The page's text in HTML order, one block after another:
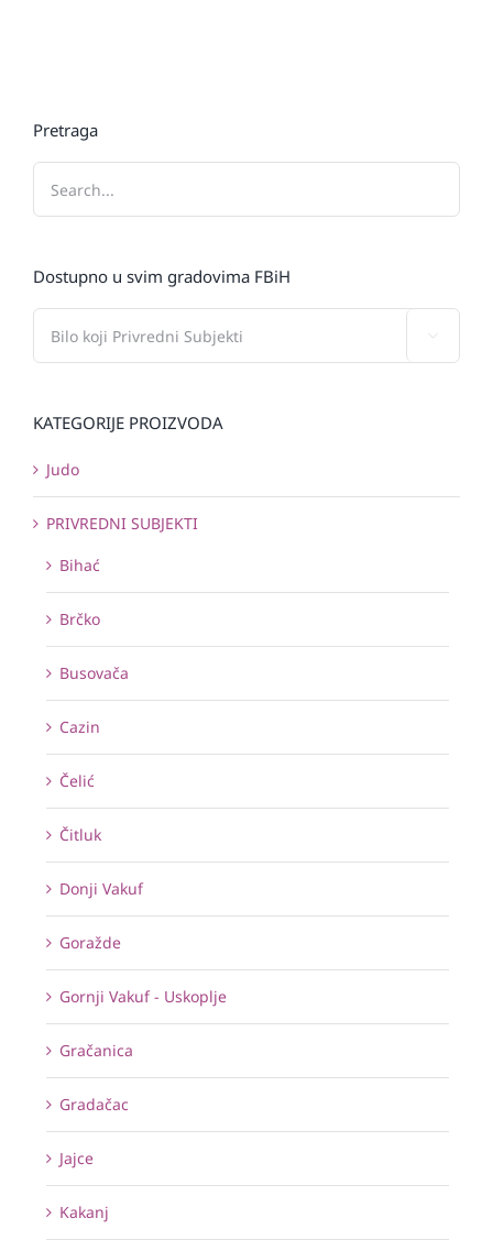
Pretraga
Dostupno u svim gradovima FBiH
KATEGORIJE PROIZVODA
Judo
PRIVREDNI SUBJEKTI
Bihać
Brčko
Busovača
Cazin
Čelić
Čitluk
Donji Vakuf
Goražde
Gornji Vakuf - Uskoplje
Gračanica
Gradačac
Jajce
Kakanj